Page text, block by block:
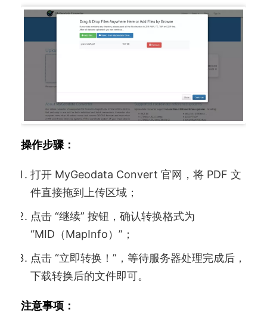
操作步骤：
打开 MyGeodata Convert 官网，将 PDF 文
件直接拖到上传区域；
点击 “继续” 按钮，确认转换格式为
“MID（MapInfo）”；
点击 “立即转换！”，等待服务器处理完成后，
下载转换后的文件即可。
注意事项：